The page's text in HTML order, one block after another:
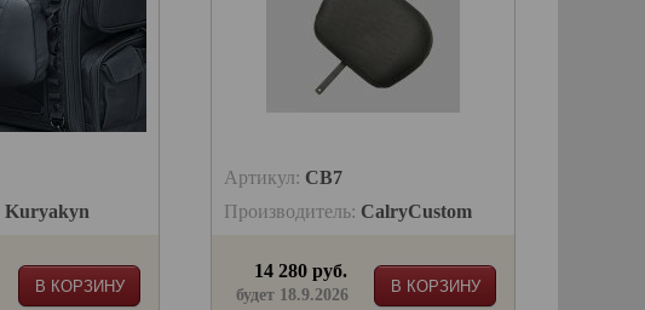
Kuryakyn
В КОРЗИНУ
Артикул: CB7
Производитель: CalryCustom
В КОРЗИНУ
14 280 руб.
будет 18.9.2026